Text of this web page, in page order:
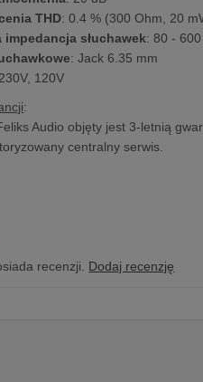
THD: 0.4 % (300 Ohm, 20
impedancja słuchawek: 80 -
: Jack 6.35 mm
120V
:
Audio objęty jest 3-letnią
centralny serwis.
recenzji. Dodaj recenzję